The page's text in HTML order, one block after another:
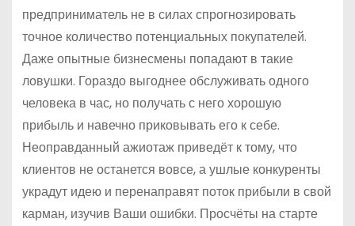
предприниматель не в силах спрогнозировать
точное количество потенциальных покупателей.
Даже опытные бизнесмены попадают в такие
ловушки. Гораздо выгоднее обслуживать одного
человека в час, но получать с него хорошую
прибыль и навечно приковывать его к себе.
Неоправданный ажиотаж приведёт к тому, что
клиентов не останется вовсе, а ушлые конкуренты
украдут идею и перенаправят поток прибыли в свой
карман, изучив Ваши ошибки. Просчёты на старте